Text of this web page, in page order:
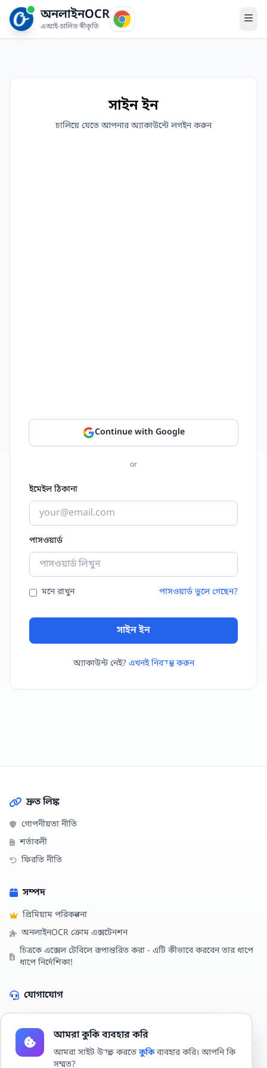
অনলাইনOCR
এআই-চালিত স্বীকৃতি
সাইন ইন
চালিয়ে যেতে আপনার অ্যাকাউন্টে লগইন করুন
Continue with Google
or
ইমেইল ঠিকানা
পাসওয়ার্ড
মনে রাখুন পাসওয়ার্ড ভুলে গেছেন?
সাইন ইন
অ্যাকাউন্ট নেই? এখনই নিবন্ধন করুন
দ্রুত লিঙ্ক
গোপনীয়তা নীতি
শর্তাবলী
ফিরতি নীতি
সম্পদ
প্রিমিয়াম পরিকল্পনা
অনলাইনOCR ক্রোম এক্সটেনশন
চিত্রকে এক্সেল টেবিলে রূপান্তরিত করা - এটি কীভাবে করবেন তার ধাপে
ধাপে নির্দেশিকা!
যোগাযোগ
আমাদের সাথে যোগাযোগ করুন
আমরা কুকি ব্যবহার করি
আমরা সাইট উন্নত করতেকুকিব্যবহার করি। আপনি কি
সম্মত?